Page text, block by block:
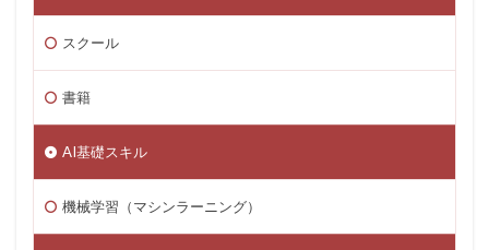
スクール
書籍
AI基礎スキル
機械学習（マシンラーニング）